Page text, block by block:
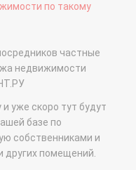
по такому
частные
недвижимости
уже скоро тут будут
базе по
собственниками и
других помещений.